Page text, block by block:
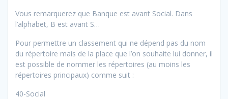
Vous remarquerez que Banque est avant Social. Dans
l’alphabet, B est avant S…
Pour permettre un classement qui ne dépend pas du nom
du répertoire mais de la place que l’on souhaite lui donner, il
est possible de nommer les répertoires (au moins les
répertoires principaux) comme suit :
40-Social